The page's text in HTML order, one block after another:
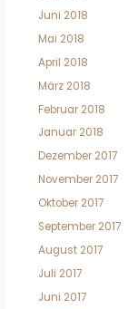
Juni 2018
Mai 2018
April 2018
März 2018
Februar 2018
Januar 2018
Dezember 2017
November 2017
Oktober 2017
September 2017
August 2017
Juli 2017
Juni 2017